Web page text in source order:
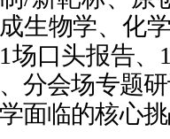
生物学、化
场口头报告、
分会场专题
面临的核心